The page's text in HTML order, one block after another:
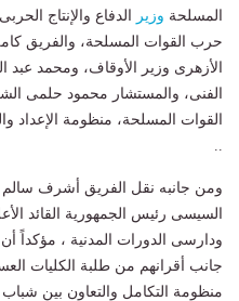
المسلحة وزير
الدفاع والإنتاج
حرب القوات المسلحة، والفريق
الأزهرى وزير الأوقاف، ومحمد عبد
الفنى، والمستشار محمود حلمى
القوات المسلحة، منظومة الإعداد
ومن جانبه نقل الفريق أشرف سالم
السيسى رئيس الجمهورية القائد
ودارسى الدورات المدنية ، مؤكداً أن
جانب أقرانهم من طلبة الكليات
منظومة التكامل والتعاون بين شباب